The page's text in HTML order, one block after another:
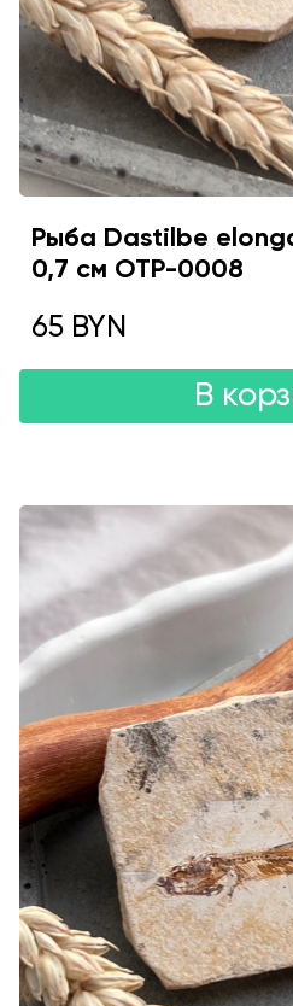
Рыба Dastilbe
0,7 см OTP-0008
65 BYN
В